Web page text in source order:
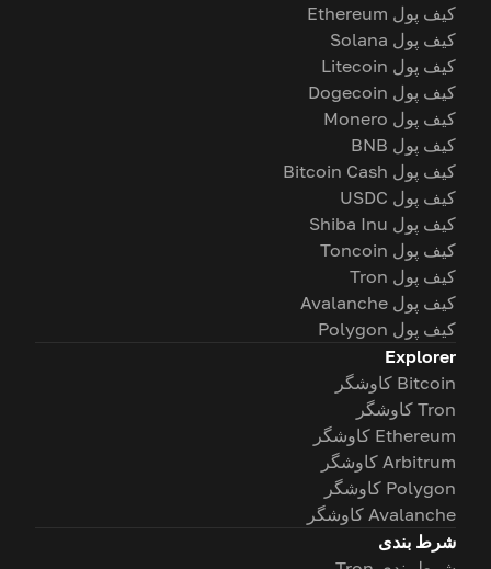
کیف پول Ethereum
کیف پول Solana
کیف پول Litecoin
کیف پول Dogecoin
کیف پول Monero
کیف پول BNB
کیف پول Bitcoin Cash
کیف پول USDC
کیف پول Shiba Inu
کیف پول Toncoin
کیف پول Tron
کیف پول Avalanche
کیف پول Polygon
Explorer
Bitcoin کاوشگر
Tron کاوشگر
Ethereum کاوشگر
Arbitrum کاوشگر
Polygon کاوشگر
Avalanche کاوشگر
شرط بندی